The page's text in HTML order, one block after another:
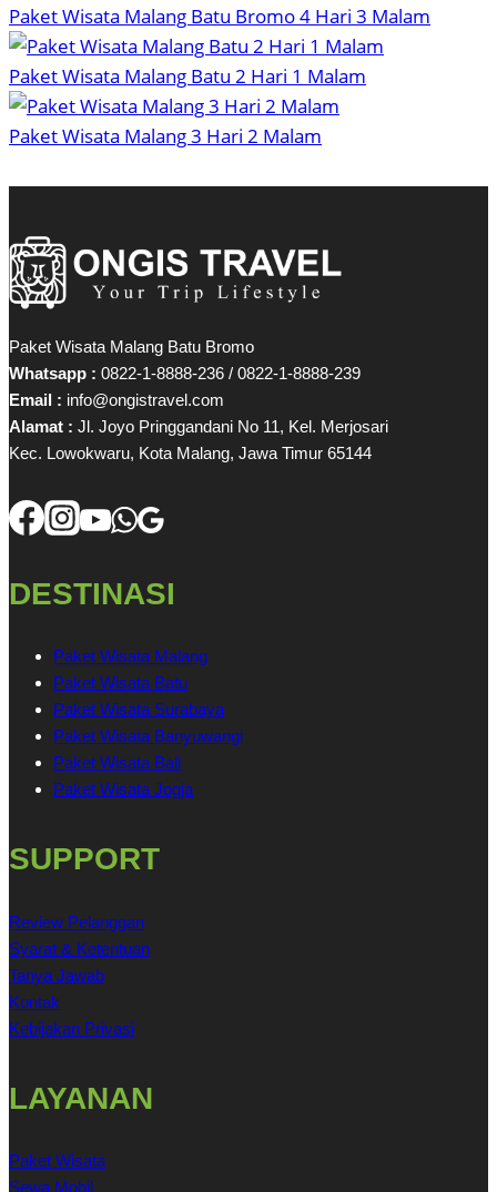
Paket Wisata Malang Batu Bromo 4 Hari 3 Malam
Paket Wisata Malang Batu 2 Hari 1 Malam
Paket Wisata Malang 3 Hari 2 Malam
Paket Wisata Malang Batu Bromo
Whatsapp : 0822-1-8888-236 / 0822-1-8888-239
Email : info@ongistravel.com
Alamat : Jl. Joyo Pringgandani No 11, Kel. Merjosari
Kec. Lowokwaru, Kota Malang, Jawa Timur 65144
DESTINASI
Paket Wisata Malang
Paket Wisata Batu
Paket Wisata Surabaya
Paket Wisata Banyuwangi
Paket Wisata Bali
Paket Wisata Jogja
SUPPORT
Review Pelanggan
Syarat & Ketentuan
Tanya Jawab
Kontak
Kebijakan Privasi
LAYANAN
Paket Wisata
Sewa Mobil